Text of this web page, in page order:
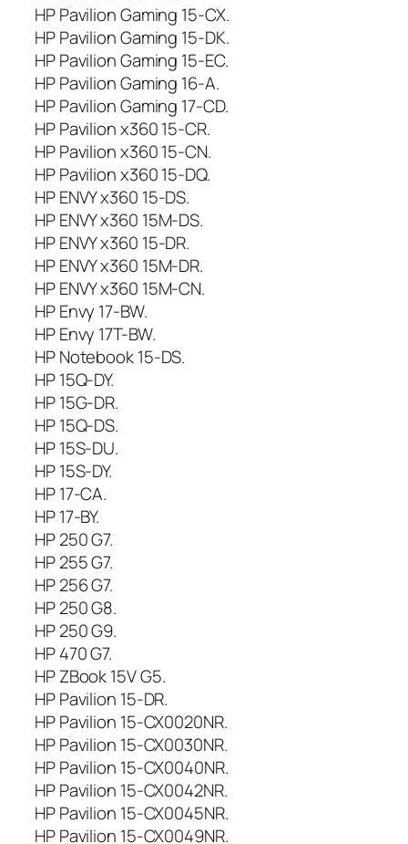
,
1
5
-
D
S
,
s
u
p
a
š
v
i
e
t
i
m
u
,
U
S
HP Pavilion Gaming 15-CX.
HP Pavilion Gaming 15-DK.
HP Pavilion Gaming 15-EC.
HP Pavilion Gaming 16-A.
HP Pavilion Gaming 17-CD.
HP Pavilion x360 15-CR.
HP Pavilion x360 15-CN.
HP Pavilion x360 15-DQ.
HP ENVY x360 15-DS.
HP ENVY x360 15M-DS.
HP ENVY x360 15-DR.
HP ENVY x360 15M-DR.
HP ENVY x360 15M-CN.
HP Envy 17-BW.
HP Envy 17T-BW.
HP Notebook 15-DS.
HP 15Q-DY.
HP 15G-DR.
HP 15Q-DS.
HP 15S-DU.
HP 15S-DY.
HP 17-CA.
HP 17-BY.
HP 250 G7.
HP 255 G7.
HP 256 G7.
HP 250 G8.
HP 250 G9.
HP 470 G7.
HP ZBook 15V G5.
HP Pavilion 15-DR.
HP Pavilion 15-CX0020NR.
HP Pavilion 15-CX0030NR.
HP Pavilion 15-CX0040NR.
HP Pavilion 15-CX0042NR.
HP Pavilion 15-CX0045NR.
HP Pavilion 15-CX0049NR.